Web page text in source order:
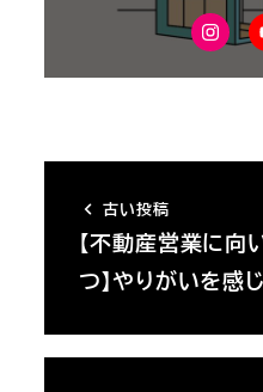
古い投稿
【不動産営業に
つ】やりがいを感